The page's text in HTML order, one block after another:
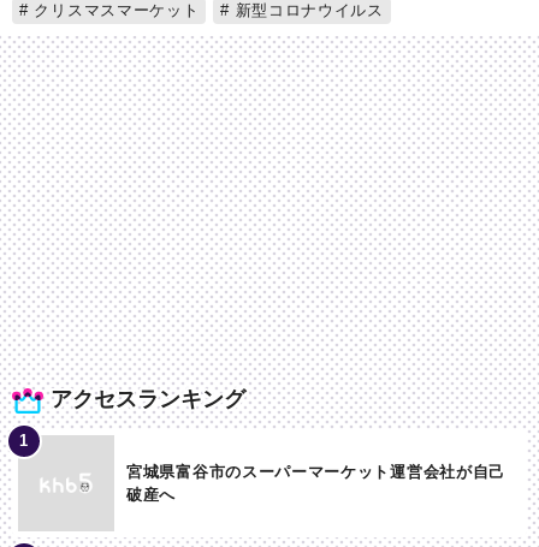
アクセスランキング
宮城県富谷市のスーパーマーケット運営会社が自己
破産へ
クリスマスマーケット
新型コロナウイルス